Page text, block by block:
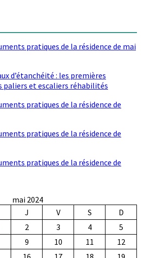
pratiques de la résidence de mai
d’étanchéité : les premières
paliers et escaliers réhabilités
pratiques de la résidence de
pratiques de la résidence de
pratiques de la résidence de
mai 2024
J V S
D
2 3 4
5
9 10 11
12